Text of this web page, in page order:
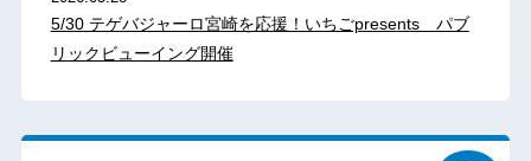
5/30 テゲバジャーロ宮崎を応援！いちごpresents パブ
リックビューイング開催